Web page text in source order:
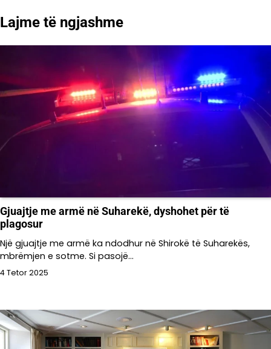
Lajme të ngjashme
Gjuajtje me armë në Suharekë, dyshohet për të
plagosur
Një gjuajtje me armë ka ndodhur në Shirokë të Suharekës,
mbrëmjen e sotme. Si pasojë…
4 Tetor 2025